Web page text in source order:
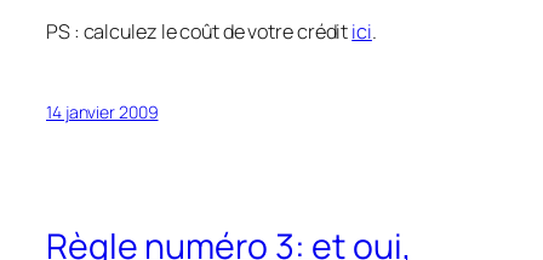
PS : calculez le coût de votre créditici.
14 janvier 2009
Règle numéro 3: et oui,